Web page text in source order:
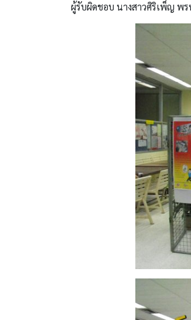
ผู้รับผิดชอบ นางสาวศิริเพ็ญ พ